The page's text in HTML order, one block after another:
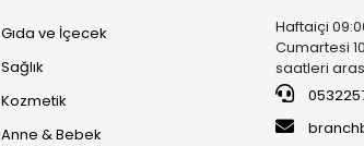
Gıda ve İçecek
Sağlık
Kozmetik
Anne & Bebek
Haftaiçi
Cumartesi
saatleri